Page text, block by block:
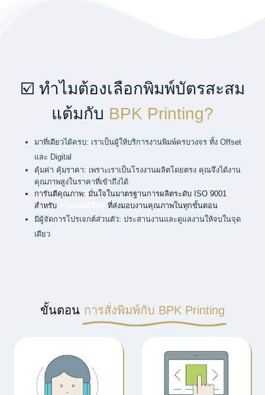
☑️ ทำไมต้องเลือกพิมพ์บัตรสะสม
แต้มกับ BPK Printing?
มาที่เดียวได้ครบ: เราเป็นผู้ให้บริการงานพิมพ์ครบวงจร ทั้ง Offset
และ Digital
คุ้มค่า คุ้มราคา: เพราะเราเป็นโรงงานผลิตโดยตรง คุณจึงได้งาน
คุณภาพสูงในราคาที่เข้าถึงได้
การันตีคุณภาพ: มั่นใจในมาตรฐานการผลิตระดับ ISO 9001
สำหรับ
ที่ส่งมอบงานคุณภาพในทุกขั้นตอน
มีผู้จัดการโปรเจกต์ส่วนตัว: ประสานงานและดูแลงานให้จบในจุด
เดียว
ขั้นตอน การสั่งพิมพ์กับ BPK Printing